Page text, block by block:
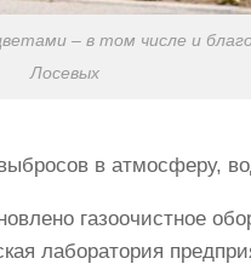
– в том числе и
Лосевых
в атмосферу,
газоочистное
лаборатория